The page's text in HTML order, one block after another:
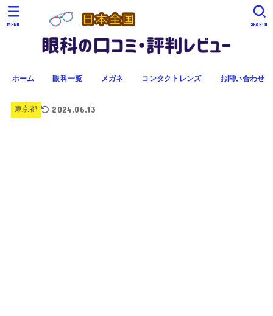
ホーム 眼科一覧 メガネ コンタクトレンズ お問い合わせ
SEARCH
MENU
東京都 2024.06.13